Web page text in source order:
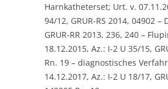
Harnkatheterset; Urt. v.
94/12, GRUR-RS 2014, 04902 –
GRUR-RR 2013, 236, 240 –
18.12.2015, Az.: I-2 U 35/15,
Rn. 19 – diagnostisches
14.12.2017, Az.: I-2 U 18/17,